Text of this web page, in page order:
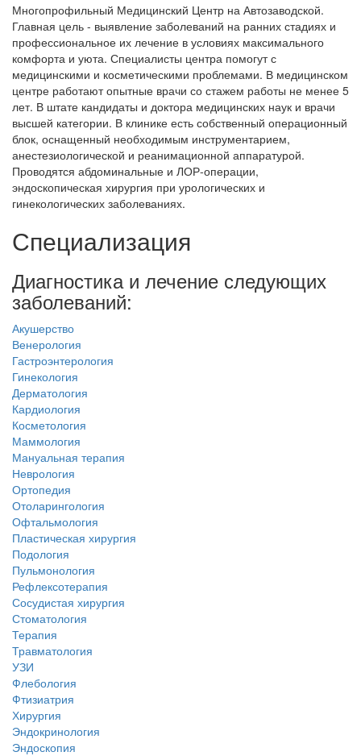
Многопрофильный Медицинский Центр на Автозаводской.
Главная цель - выявление заболеваний на ранних стадиях и
профессиональное их лечение в условиях максимального
комфорта и уюта. Специалисты центра помогут с
медицинскими и косметическими проблемами. В медицинском
центре работают опытные врачи со стажем работы не менее 5
лет. В штате кандидаты и доктора медицинских наук и врачи
высшей категории. В клинике есть собственный операционный
блок, оснащенный необходимым инструментарием,
анестезиологической и реанимационной аппаратурой.
Проводятся абдоминальные и ЛОР-операции,
эндоскопическая хирургия при урологических и
гинекологических заболеваниях.
Специализация
Диагностика и лечение следующих
заболеваний:
Акушерство
Венерология
Гастроэнтерология
Гинекология
Дерматология
Кардиология
Косметология
Маммология
Мануальная терапия
Неврология
Ортопедия
Отоларингология
Офтальмология
Пластическая хирургия
Подология
Пульмонология
Рефлексотерапия
Сосудистая хирургия
Стоматология
Терапия
Травматология
УЗИ
Флебология
Фтизиатрия
Хирургия
Эндокринология
Эндоскопия